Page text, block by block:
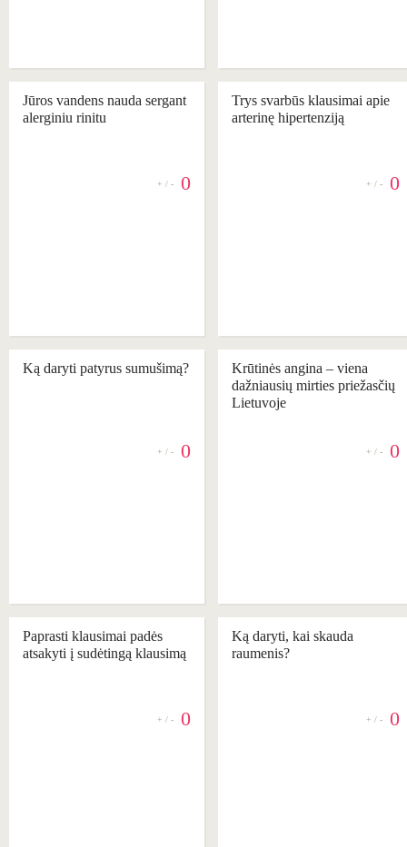
Jūros vandens nauda sergant
alerginiu rinitu
+ / - 0
Trys svarbūs klausimai apie
arterinę hipertenziją
+ / - 0
Ką daryti patyrus sumušimą?
+ / - 0
Krūtinės angina – viena
dažniausių mirties priežasčių
Lietuvoje
+ / - 0
Paprasti klausimai padės
atsakyti į sudėtingą klausimą
+ / - 0
Ką daryti, kai skauda
raumenis?
+ / - 0